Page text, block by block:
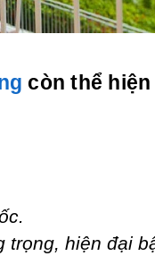
còn thể hiện
trọng, hiện đại